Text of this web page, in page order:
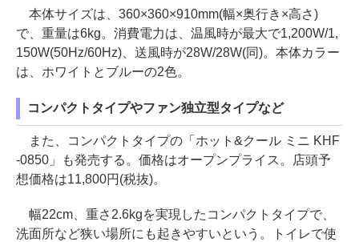
本体サイズは、360×360×910mm(幅×奥行き×高さ)
で、重量は6kg。消費電力は、温風時が最大で1,200W/1,
150W(50Hz/60Hz)、送風時が28W/28W(同)。本体カラー
は、ホワイトとブルーの2色。
コンパクトタイプやファン独立型タイプなど
また、コンパクトタイプの「ホット&クール ミニ KHF
-0850」も発売する。価格はオープンプライス。店頭予
想価格は11,800円(税抜)。
幅22cm、重さ2.6kgを実現したコンパクトタイプで、
洗面所など狭い場所にも起きやすいという。トイレで使